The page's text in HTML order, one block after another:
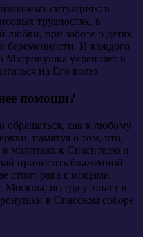
ситуациях: в
трудностях, в
любви, при заботе о детях
беременности. И каждого
укрепляет в
на Его волю.
помощи?
как к любому
памятуя о том, что,
в молитвах к Спасителю и
приносить блаженной
стоит рака с мощами
Москвы, всегда утопает в
в Спасском соборе